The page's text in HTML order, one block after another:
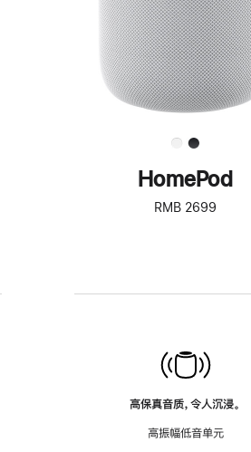
HomePod
RMB 2699
高保真音质，令人沉浸。
高振幅低音单元